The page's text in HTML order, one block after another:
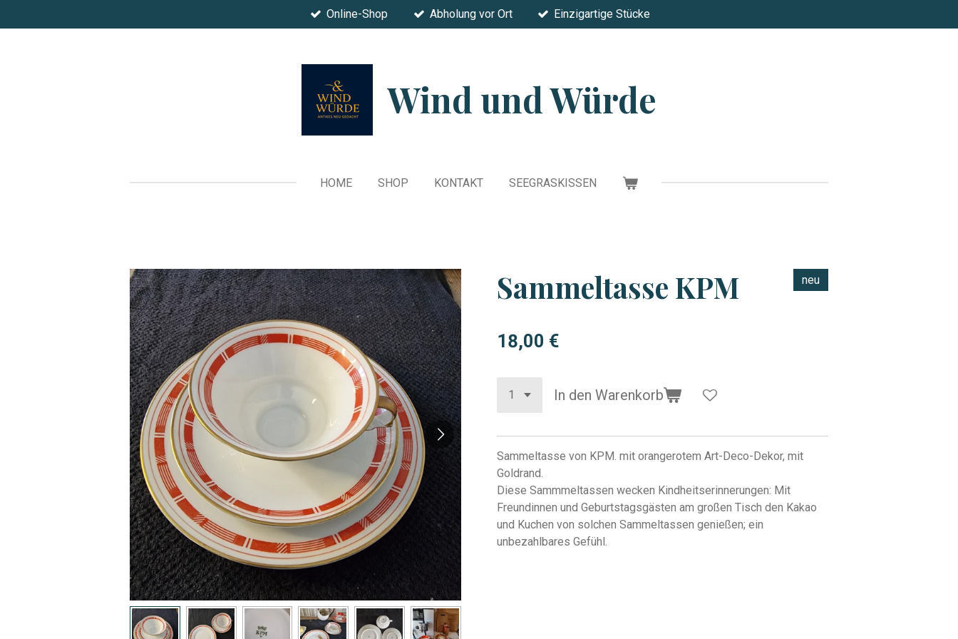
Hauptinhalt
Online-Shop Abholung vor Ort Einzigartige Stücke
Wind und Würde
HOME SHOP KONTAKT SEEGRASKISSEN
Sammeltasse KPM neu
18,00 €
In den Warenkorb
Sammeltasse von KPM. mit orangerotem Art-Deco-Dekor, mit
Goldrand.
Diese Sammmeltassen wecken Kindheitserinnerungen: Mit
Freundinnen und Geburtstagsgästen am großen Tisch den Kakao
und Kuchen von solchen Sammeltassen genießen; ein
unbezahlbares Gefühl.